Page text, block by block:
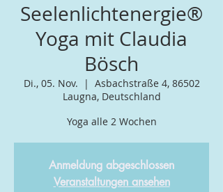
Seelenlichtenergie®
Yoga mit Claudia
Bösch
Di., 05. Nov.
  |
Asbachstraße 4, 86502
Laugna, Deutschland
Yoga alle 2 Wochen
Anmeldung abgeschlossen
Veranstaltungen ansehen